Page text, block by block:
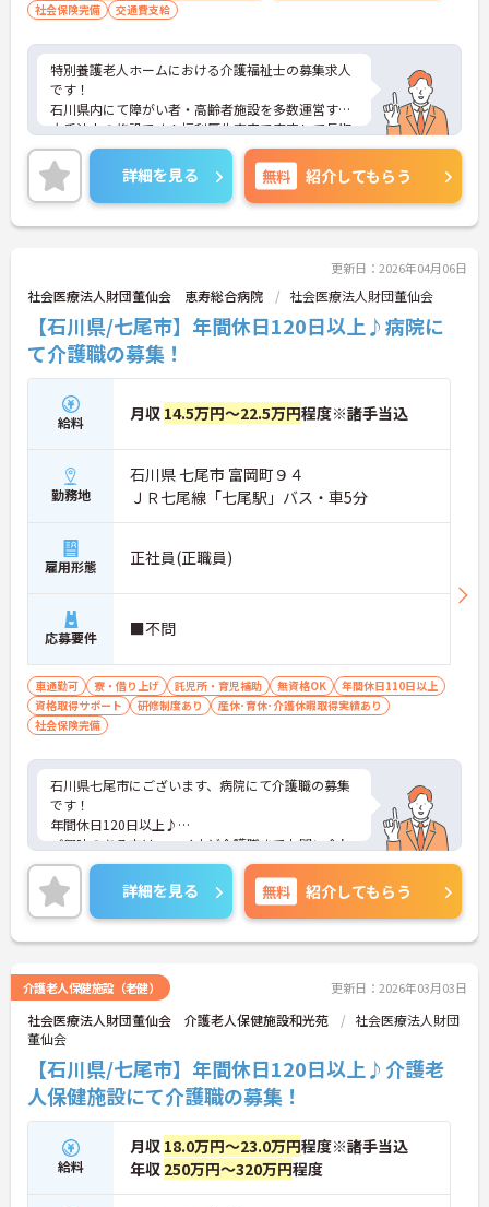
社会保険完備
交通費支給
特別養護老人ホームにおける介護福祉士の募集求人
です！
石川県内にて障がい者・高齢者施設を多数運営する
大手法人の施設です！福利厚生充実で安定して長期
で働けます！
ご興味ある方には、面接のポイントなど、さらに詳
細をお話致しますのでお気軽にご相談ください。
詳細を見る 無料 紹介してもらう
更新日：2026年04月06日
社会医療法人財団董仙会 恵寿総合病院 社会医療法人財団董仙会
【石川県/七尾市】年間休日120日以上♪病院に
て介護職の募集！
給料 月収 14.5万円～22.5万円程度※諸手当込
勤務地
石川県 七尾市 富岡町９４
ＪＲ七尾線「七尾駅」バス・車5分
雇用形態 正社員(正職員)
応募要件 ■不問
車通勤可 寮・借り上げ 託児所・育児補助 無資格OK
年間休日110日以上
資格取得サポート
研修制度あり
産休･育休･介護休暇取得実績あり
社会保険完備
石川県七尾市にございます、病院にて介護職の募集
です！
年間休日120日以上♪
ご興味のある方は、マイナビ介護職までお問い合わ
せください。
詳細を見る 無料 紹介してもらう
介護老人保健施設（老健） 更新日：2026年03月03日
社会医療法人財団董仙会 介護老人保健施設和光苑
社会医療法人財団
董仙会
【石川県/七尾市】年間休日120日以上♪介護老
人保健施設にて介護職の募集！
給料
月収 18.0万円～23.0万円程度※諸手当込
年収 250万円～320万円程度